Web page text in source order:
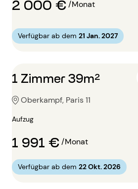
2 000 €/Monat
Verfügbar ab dem 21 Jan. 2027
1 Zimmer 39m²
Oberkampf, Paris 11
Aufzug
1 991 €/Monat
Verfügbar ab dem 22 Okt. 2026